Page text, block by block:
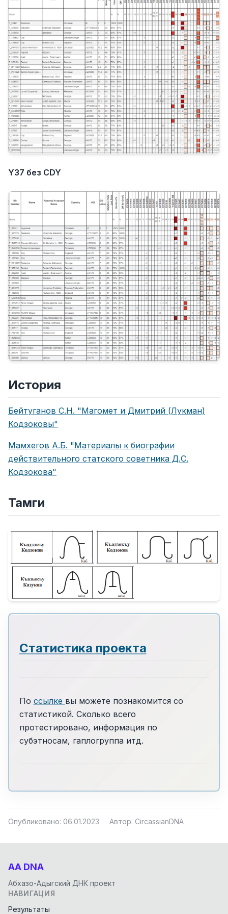
Y37 без CDY
История
Бейтуганов С.Н. "Магомет и Дмитрий (Лукман)
Кодзоковы"
Мамхегов А.Б. "Материалы к биографии
действительного статского советника Д.С.
Кодзокова"
Тамги
Статистика проекта
По ссылке вы можете познакомится со
статистикой. Сколько всего
протестировано, информация по
субэтносам, гаплогруппа итд.
Опубликовано: 06.01.2023 Автор: CircassianDNA
AA DNA
Абхазо-Адыгский ДНК проект
НАВИГАЦИЯ
Результаты